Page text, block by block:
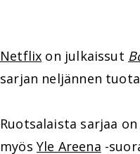
Netflix on julkaissut
sarjan neljännen
Ruotsalaista sarjaa
myös Yle Areena -